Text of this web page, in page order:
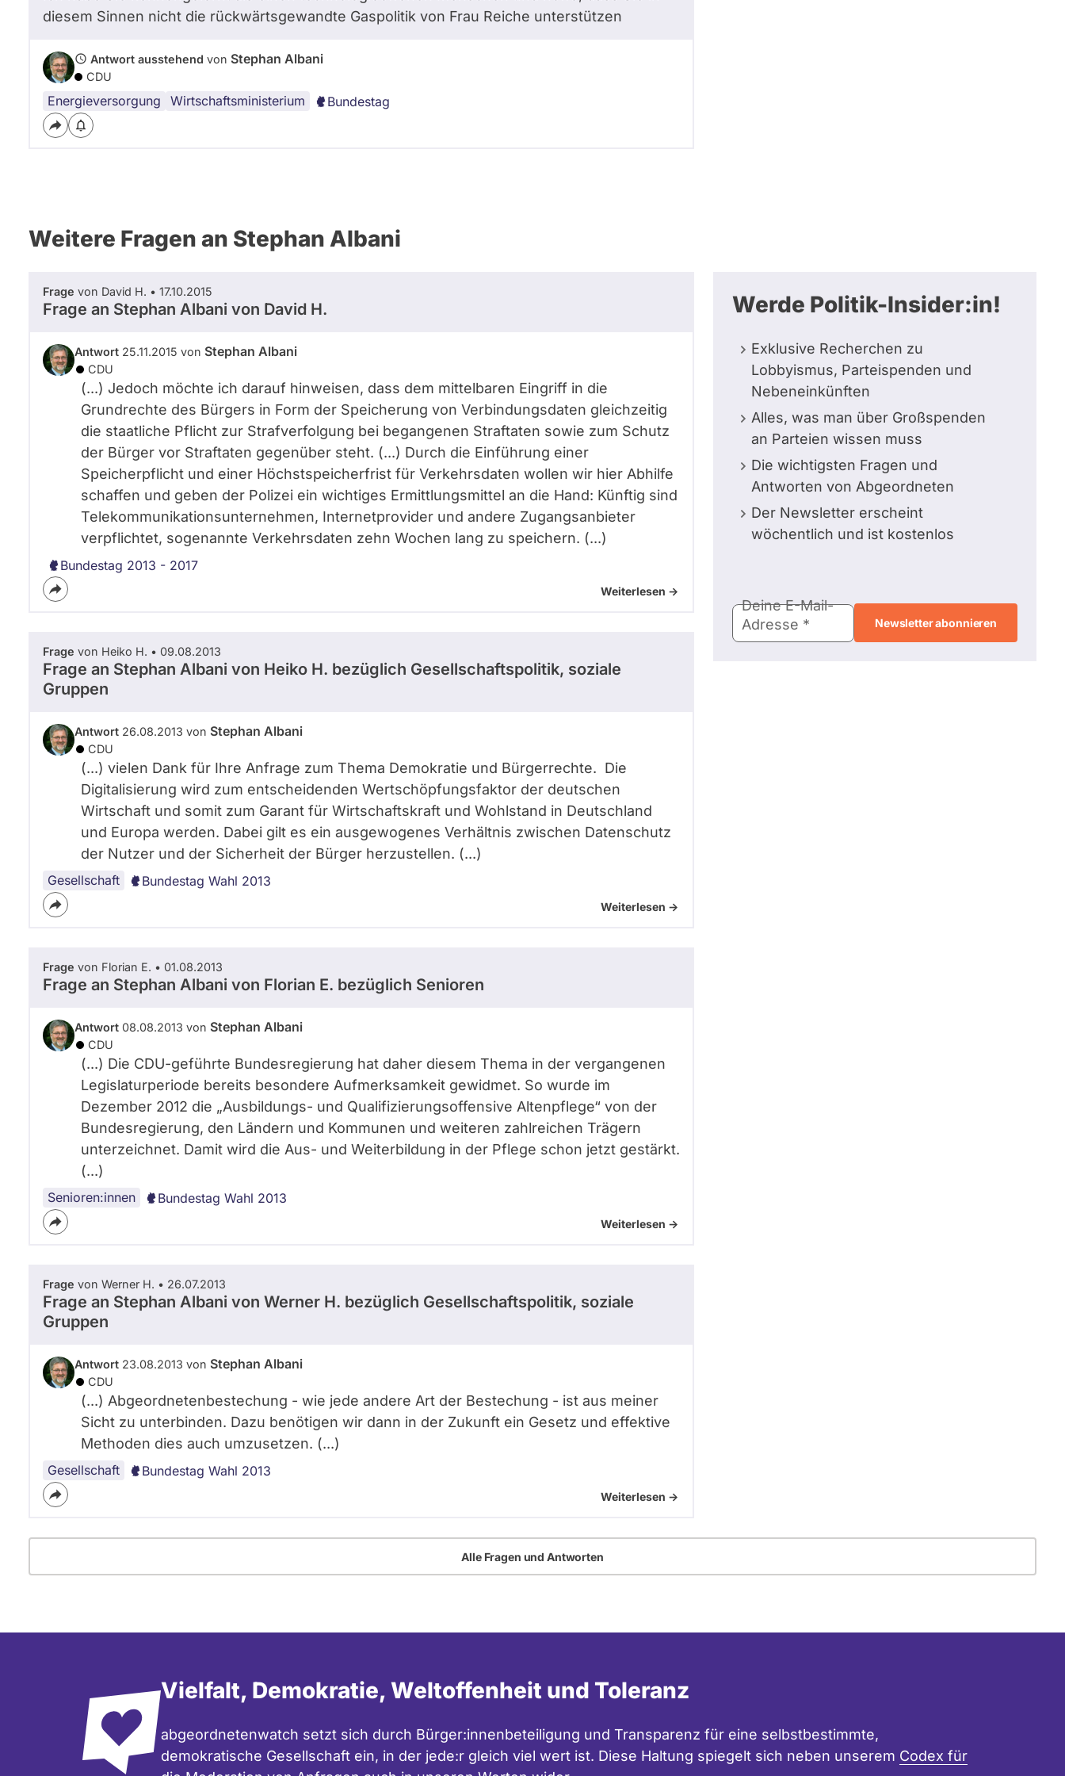
diesem Sinnen nicht die rückwärtsgewandte Gaspolitik von Frau Reiche unterstützen
Antwort ausstehend von Stephan Albani
CDU
Energieversorgung Wirtschaftsministerium Bundestag
Weitere Fragen an Stephan Albani
Frage von David H. • 17.10.2015
Frage an Stephan Albani von David H.
Antwort 25.11.2015 von Stephan Albani
CDU
(...) Jedoch möchte ich darauf hinweisen, dass dem mittelbaren Eingriff in die
Grundrechte des Bürgers in Form der Speicherung von Verbindungsdaten gleichzeitig
die staatliche Pflicht zur Strafverfolgung bei begangenen Straftaten sowie zum Schutz
der Bürger vor Straftaten gegenüber steht. (...) Durch die Einführung einer
Speicherpflicht und einer Höchstspeicherfrist für Verkehrsdaten wollen wir hier Abhilfe
schaffen und geben der Polizei ein wichtiges Ermittlungsmittel an die Hand: Künftig sind
Telekommunikationsunternehmen, Internetprovider und andere Zugangsanbieter
verpflichtet, sogenannte Verkehrsdaten zehn Wochen lang zu speichern. (...)
Bundestag 2013 - 2017
Weiterlesen ->
Frage von Heiko H. • 09.08.2013
Frage an Stephan Albani von Heiko H. bezüglich Gesellschaftspolitik, soziale
Gruppen
Antwort 26.08.2013 von Stephan Albani
CDU
(...) vielen Dank für Ihre Anfrage zum Thema Demokratie und Bürgerrechte. Die
Digitalisierung wird zum entscheidenden Wertschöpfungsfaktor der deutschen
Wirtschaft und somit zum Garant für Wirtschaftskraft und Wohlstand in Deutschland
und Europa werden. Dabei gilt es ein ausgewogenes Verhältnis zwischen Datenschutz
der Nutzer und der Sicherheit der Bürger herzustellen. (...)
Gesellschaft Bundestag Wahl 2013
Weiterlesen ->
Frage von Florian E. • 01.08.2013
Frage an Stephan Albani von Florian E. bezüglich Senioren
Antwort 08.08.2013 von Stephan Albani
CDU
(...) Die CDU-geführte Bundesregierung hat daher diesem Thema in der vergangenen
Legislaturperiode bereits besondere Aufmerksamkeit gewidmet. So wurde im
Dezember 2012 die „Ausbildungs- und Qualifizierungsoffensive Altenpflege“ von der
Bundesregierung, den Ländern und Kommunen und weiteren zahlreichen Trägern
unterzeichnet. Damit wird die Aus- und Weiterbildung in der Pflege schon jetzt gestärkt.
(...)
Senioren:innen Bundestag Wahl 2013
Weiterlesen ->
Frage von Werner H. • 26.07.2013
Frage an Stephan Albani von Werner H. bezüglich Gesellschaftspolitik, soziale
Gruppen
Antwort 23.08.2013 von Stephan Albani
CDU
(...) Abgeordnetenbestechung - wie jede andere Art der Bestechung - ist aus meiner
Sicht zu unterbinden. Dazu benötigen wir dann in der Zukunft ein Gesetz und effektive
Methoden dies auch umzusetzen. (...)
Gesellschaft Bundestag Wahl 2013
Weiterlesen ->
Werde Politik-Insider:in!
Exklusive Recherchen zu
Lobbyismus, Parteispenden und
Nebeneinkünften
Alles, was man über Großspenden
an Parteien wissen muss
Die wichtigsten Fragen und
Antworten von Abgeordneten
Der Newsletter erscheint
wöchentlich und ist kostenlos
Mail-
Adresse
Deine E-Mail-
Adresse
Alle Fragen und Antworten
Vielfalt, Demokratie, Weltoffenheit und Toleranz
abgeordnetenwatch setzt sich durch Bürger:innenbeteiligung und Transparenz für eine selbstbestimmte,
demokratische Gesellschaft ein, in der jede:r gleich viel wert ist. Diese Haltung spiegelt sich neben unserem Codex für